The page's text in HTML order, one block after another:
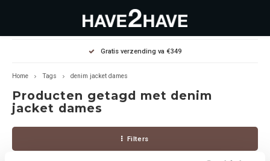
Hoofdmenu / dames
Jassen Diverse
Winterjassen
Hoofdmenu / heren
Hoodies
Sweaters
Hoofdmenu / outlet deals
Diverse
Heren
Gratis verzending va €349
Home Tags denim jacket dames
Producten getagd met denim
jacket dames
Filters